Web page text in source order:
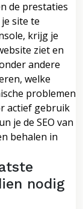
de prestaties
site te
krijg je
ziet en
andere
welke
problemen
actief gebruik
je de SEO van
behalen in
nodig